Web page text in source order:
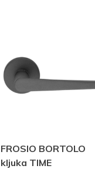
FROSIO BORTOLO
kljuka TIME